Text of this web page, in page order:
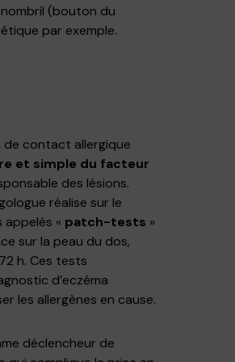
(bouton du
par exemple.
de contact allergique
et simple du facteur
des lésions.
réalise sur le
« patch-tests »
sur la peau du dos,
h. Ces tests
d’eczéma
les allergènes en cause.
déclencheur de